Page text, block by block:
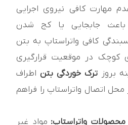
مهارت کافی نیروی اجرایی
باعث جابجایی یا کج شدن
کافی واتراستاپ به بتن
در موقعیت قرارگیری
بروز ترک خوردگی بتن اطراف
اتصال واتراستاپ را فراهم
واتراستاپ: مواد غیر